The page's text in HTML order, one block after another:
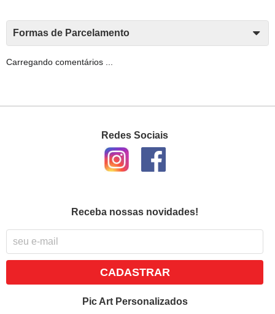
Formas de Parcelamento
Carregando comentários ...
Redes Sociais
Receba nossas novidades!
CADASTRAR
Pic Art Personalizados